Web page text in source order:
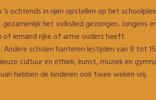
ochtends in rijen opstellen op het
het volkslied gezongen. Jongens
iemand rijke of arme ouders heeft.
scholen hanteren lestijden van 9 tot
cultuur en ethiek, kunst, muziek en
hebben de kinderen ook twee weken vrij.